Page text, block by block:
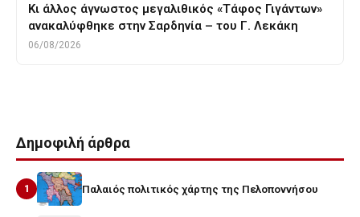
Κι άλλος άγνωστος μεγαλιθικός «Τάφος Γιγάντων»
ανακαλύφθηκε στην Σαρδηνία – του Γ. Λεκάκη
06/08/2026
Δημοφιλή άρθρα
1 Παλαιός πολιτικός χάρτης της Πελοποννήσου